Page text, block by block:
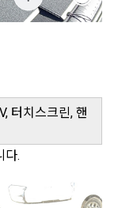
터치스크린, 핸
다.